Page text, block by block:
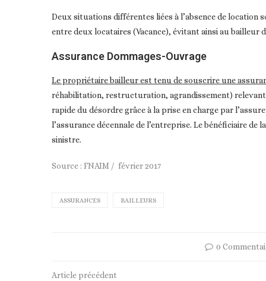
Deux situations différentes liées à l’absence de location
entre deux locataires (Vacance), évitant ainsi au bailleur
Assurance Dommages-Ouvrage
Le propriétaire bailleur est tenu de souscrire une
réhabilitation, restructuration, agrandissement)
rapide du désordre grâce à la prise en charge par
l’assurance décennale de l’entreprise. Le bénéficiaire
sinistre.
Source : FNAIM / février 2017
ASSURANCES BAILLEURS
0
Article précédent